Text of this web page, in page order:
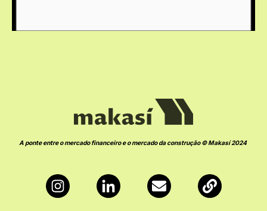
A ponte entre o mercado financeiro e o mercado da construção © Makasí 2024